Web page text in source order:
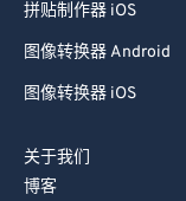
拼贴制作器 iOS
图像转换器 Android
图像转换器 iOS
关于我们
博客